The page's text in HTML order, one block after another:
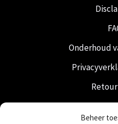
Beheer
Onderhoud
Verzending